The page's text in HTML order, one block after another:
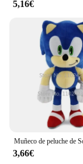
5,16€
3,66€